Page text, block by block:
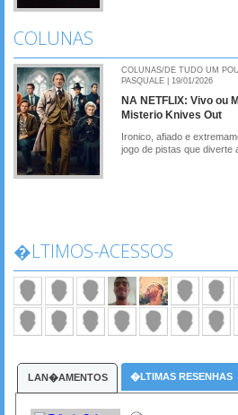
COLUNAS
COLUNAS/DE TUDO UM
PASQUALE | 19/01/2026
NA NETFLIX: Vivo ou
Misterio Knives Out
Ironico, afiado e
jogo de pistas que diverte
�LTIMOS-ACESSOS
LAN�AMENTOS �LTIMAS RESENHAS